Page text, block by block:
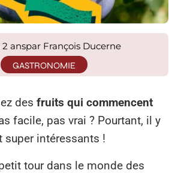
2 anspar François Ducerne
GASTRONOMIE
des fruits qui commencent
facile, pas vrai ? Pourtant, il y
super intéressants !
tour dans le monde des